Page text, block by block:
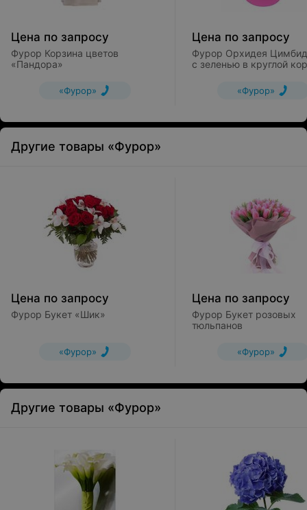
Цена по запросу
Фурор Корзина цветов
«Пандора»
«Фурор»
Цена по запросу
Фурор Орхидея
с зеленью в круглой
«Фурор»
Другие товары «Фурор»
Цена по запросу
Фурор Букет «Шик»
«Фурор»
Цена по запросу
Фурор Букет розовых
тюльпанов
«Фурор»
Другие товары «Фурор»